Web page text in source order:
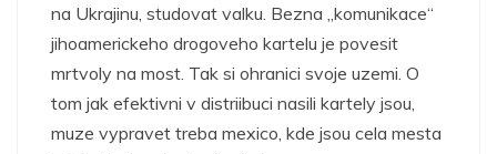
na Ukrajinu, studovat valku. Bezna „komunikace“
jihoamerickeho drogoveho kartelu je povesit
mrtvoly na most. Tak si ohranici svoje uzemi. O
tom jak efektivni v distriibuci nasili kartely jsou,
muze vypravet treba mexico, kde jsou cela mesta